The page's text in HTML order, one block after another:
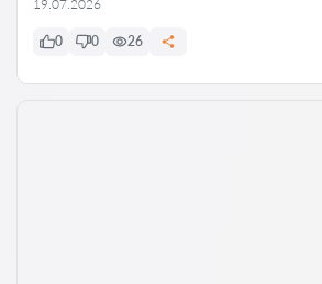
19.07.2026
0 0 26